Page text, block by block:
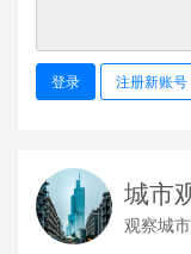
登录 注册新账号
城市
观察城